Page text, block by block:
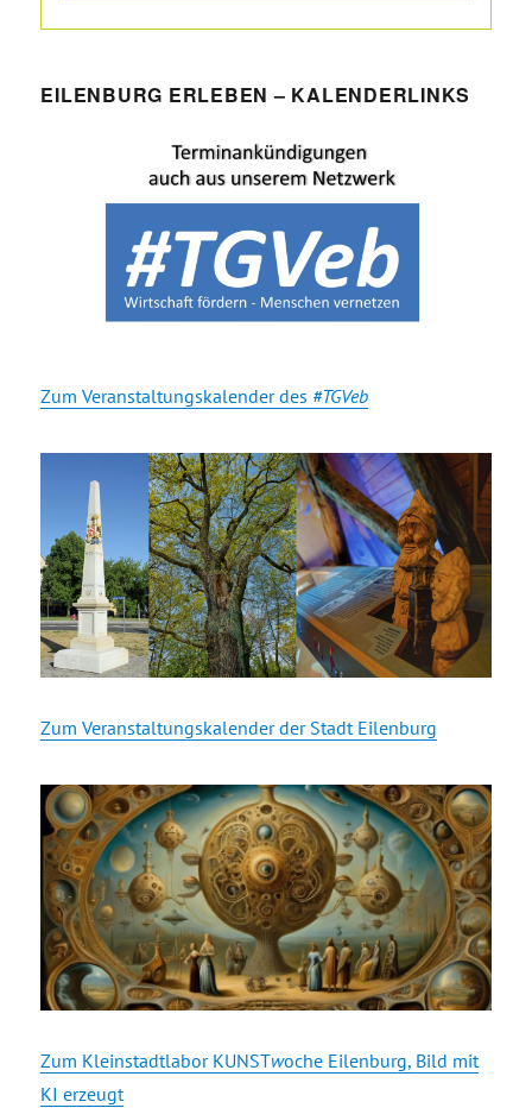
EILENBURG ERLEBEN – KALENDERLINKS
Zum Veranstaltungskalender des #TGVeb
Zum Veranstaltungskalender der Stadt Eilenburg
Zum Kleinstadtlabor KUNSTwoche Eilenburg, Bild mit
KI erzeugt